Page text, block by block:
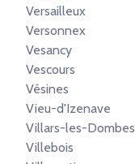
Versailleux
Versonnex
Vesancy
Vescours
Vésines
Vieu-d'Izenave
Villars-les-Dombes
Villebois